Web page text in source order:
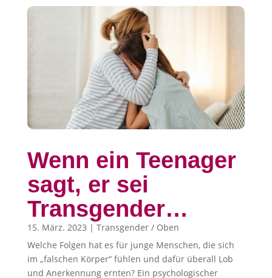
Wenn ein Teenager
sagt, er sei
Transgender…
15. März. 2023 | Transgender / Oben
Welche Folgen hat es für junge Menschen, die sich
im „falschen Körper“ fühlen und dafür überall Lob
und Anerkennung ernten? Ein psychologischer